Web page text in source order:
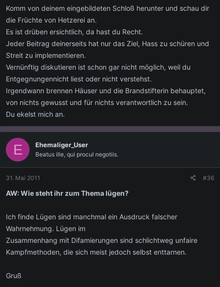
Komm von deinem eingebildeten Schloß herunter und schau dir
die Früchte von Hetzerei an.
Es ist drüben ersichtlich, da hast du Recht.
Jeder Beitrag deinerseits hat nur das Ziel, Hass zu schüren und
Streit zu implementieren.
Vernünftig diskutieren ist schon gar nicht möglich, weil du
Entgegnungennicht liest oder nicht verstehst.
Irgendwann brennen Häuser und die Brandstifterin behauptet,
von nichts gewusst und für nichts verantwortlich zu sein.
Du ekelst mich an.
E Ehemaliger_User
Beatus ille, qui procul negotiis.
31. Mai 2011 #36
AW: Wie steht ihr zum Thema lügen?
Ich finde Lügen sind manchmal ein Ausdruck falscher
Wahrnehmung. Lügen im
Zusammenhang mit Difamierungen sind schlichtweg unfaire
Kampfmethoden, die sich meist jedoch selbst enttarnen.
Gruß